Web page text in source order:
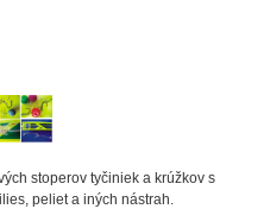
stoperov tyčiniek a krúžkov s
peliet a iných nástrah.